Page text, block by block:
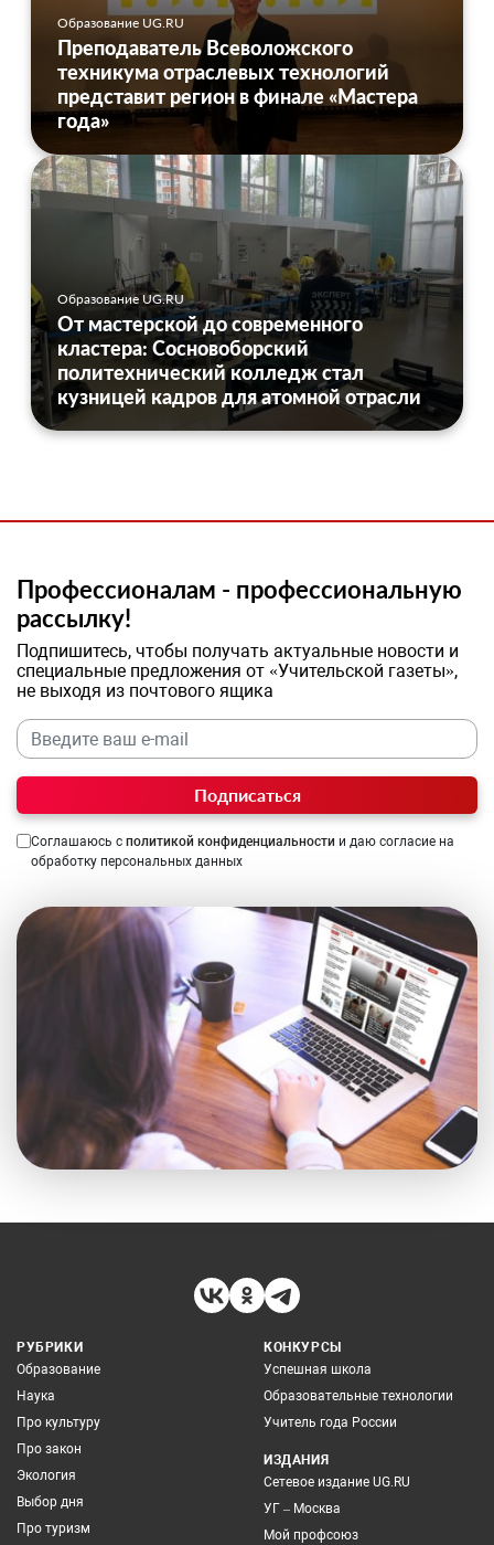
Образование UG.RU
Преподаватель Всеволожского
техникума отраслевых технологий
представит регион в финале «Мастера
года»
Образование UG.RU
От мастерской до современного
кластера: Сосновоборский
политехнический колледж стал
кузницей кадров для атомной отрасли
Профессионалам - профессиональную
рассылку!
Подпишитесь, чтобы получать актуальные новости и
специальные предложения от «Учительской газеты»,
не выходя из почтового ящика
Подписаться
Соглашаюсь с политикой конфиденциальности и даю согласие на
обработку персональных данных
РУБРИКИ
Образование
Наука
Про культуру
Про закон
Экология
Выбор дня
Про туризм
КОНКУРСЫ
Успешная школа
Образовательные технологии
Учитель года России
ИЗДАНИЯ
Сетевое издание UG.RU
УГ – Москва
Мой профсоюз